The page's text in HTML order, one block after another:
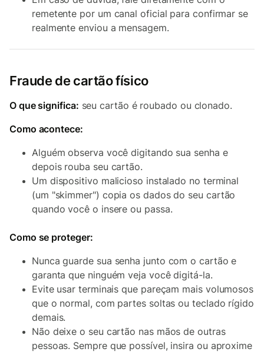
remetente por um canal oficial para confirmar se
realmente enviou a mensagem.
Fraude de cartão físico
O que significa: seu cartão é roubado ou clonado.
Como acontece:
Alguém observa você digitando sua senha e
depois rouba seu cartão.
Um dispositivo malicioso instalado no terminal
(um "skimmer") copia os dados do seu cartão
quando você o insere ou passa.
Como se proteger:
Nunca guarde sua senha junto com o cartão e
garanta que ninguém veja você digitá-la.
Evite usar terminais que pareçam mais volumosos
que o normal, com partes soltas ou teclado rígido
demais.
Não deixe o seu cartão nas mãos de outras
pessoas. Sempre que possível, insira ou aproxime